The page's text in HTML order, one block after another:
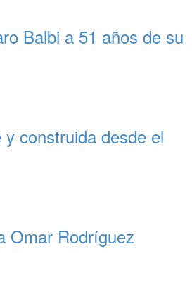
Balbi a 51 años de su
y construida desde el
Omar Rodríguez